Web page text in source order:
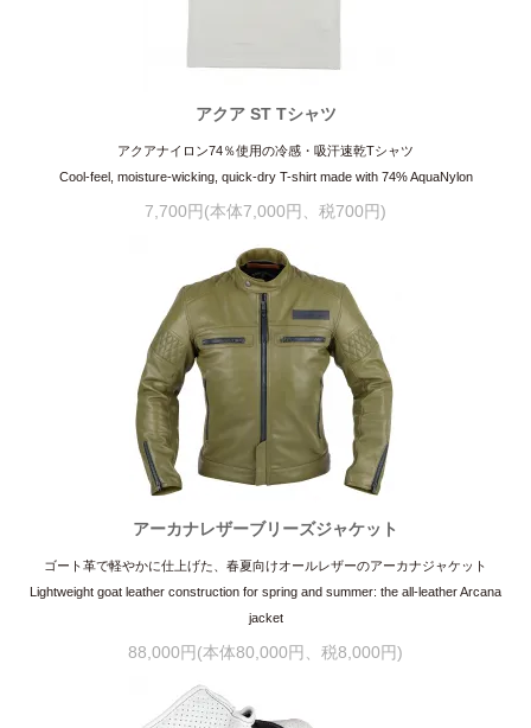
アクア ST Tシャツ
アクアナイロン74％使用の冷感・吸汗速乾Tシャツ
Cool-feel, moisture-wicking, quick-dry T-shirt made with 74% AquaNylon
7,700円(本体7,000円、税700円)
アーカナレザーブリーズジャケット
ゴート革で軽やかに仕上げた、春夏向けオールレザーのアーカナジャケット
Lightweight goat leather construction for spring and summer: the all-leather Arcana
jacket
88,000円(本体80,000円、税8,000円)